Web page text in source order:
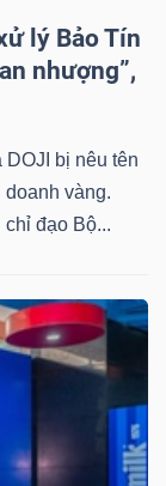
lý Bảo Tín
nhượng”,
bị nêu tên
doanh vàng.
đạo Bộ...